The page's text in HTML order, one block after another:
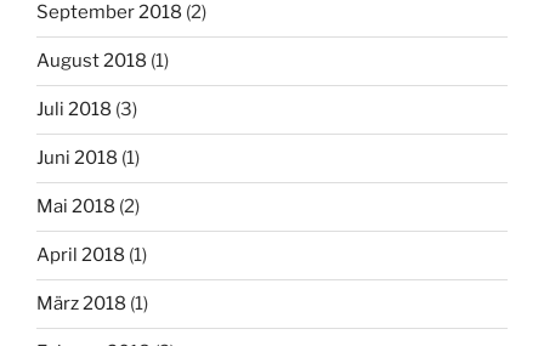
September 2018 (2)
August 2018 (1)
Juli 2018 (3)
Juni 2018 (1)
Mai 2018 (2)
April 2018 (1)
März 2018 (1)